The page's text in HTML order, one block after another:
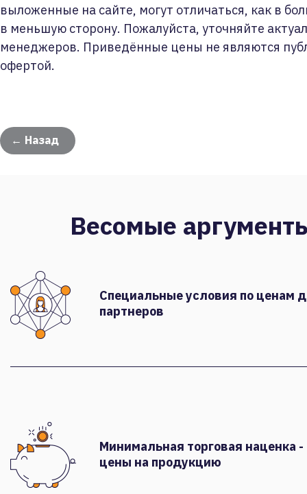
выложенные на сайте, могут отличаться, как в
в меньшую сторону. Пожалуйста, уточняйте
менеджеров. Приведённые цены не являются
офертой.
← Назад
Весомые
Специальные условия по ценам
партнеров
Минимальная торговая наценка
цены на продукцию